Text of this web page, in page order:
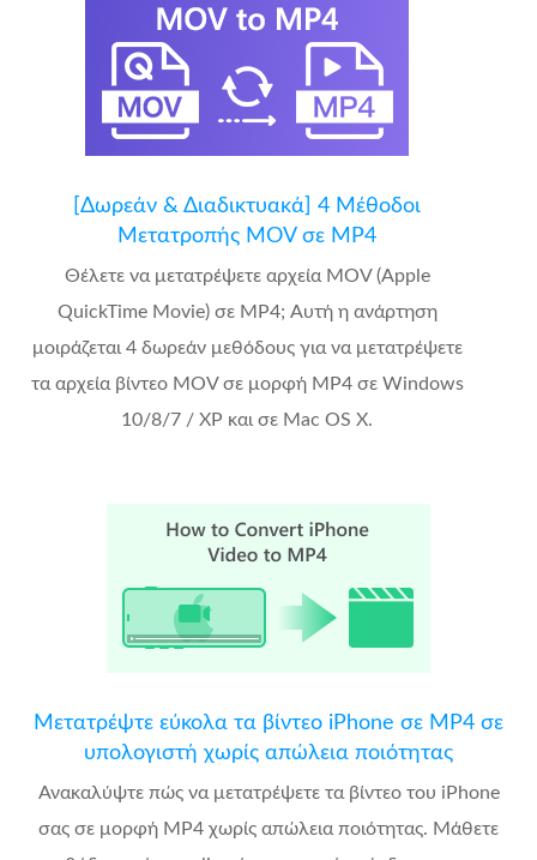
[Δωρεάν & Διαδικτυακά] 4 Μέθοδοι
Μετατροπής MOV σε MP4
Θέλετε να μετατρέψετε αρχεία MOV (Apple
QuickTime Movie) σε MP4; Αυτή η ανάρτηση
μοιράζεται 4 δωρεάν μεθόδους για να μετατρέψετε
τα αρχεία βίντεο MOV σε μορφή MP4 σε Windows
10/8/7 / XP και σε Mac OS X.
Μετατρέψτε εύκολα τα βίντεο iPhone σε MP4 σε
υπολογιστή χωρίς απώλεια ποιότητας
Ανακαλύψτε πώς να μετατρέψετε τα βίντεο του iPhone
σας σε μορφή MP4 χωρίς απώλεια ποιότητας. Μάθετε